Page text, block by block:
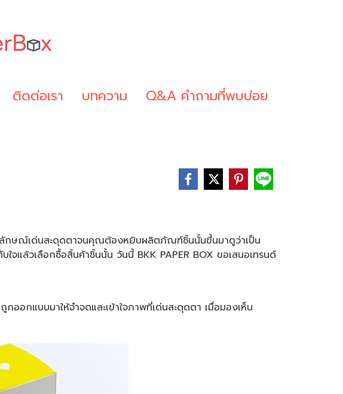
ติดต่อเรา บทความ Q&A คำถามที่พบบ่อย
ลักษณ์เด่นสะดุดตาจนคุณต้องหยิบผลิตภัณฑ์ชิ้นนั้นขึ้นมาดูว่าเป็น
จแล้วเลือกซื้อสิ้นค้าชิ้นนั้น วันนี้ BKK PAPER BOX ขอเสนอเทรนด์
อกแบบมาให้จำจดและเข้าใจภาพที่เด่นสะดุดตา เมื่อมองเห็น